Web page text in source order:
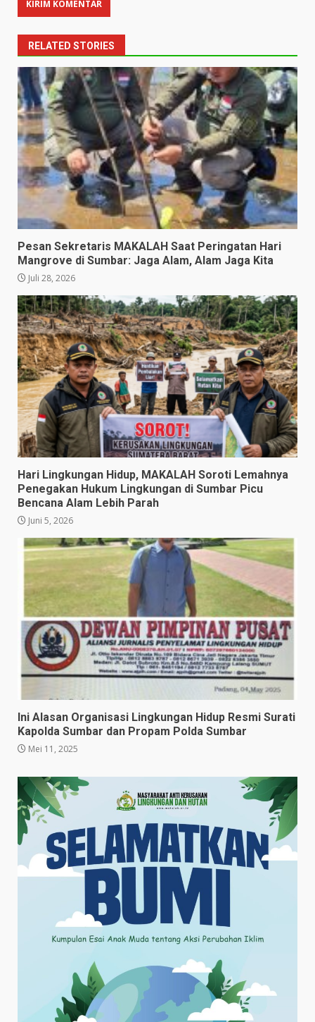
RELATED STORIES
Pesan Sekretaris MAKALAH Saat Peringatan Hari
Mangrove di Sumbar: Jaga Alam, Alam Jaga Kita
Juli 28, 2026
​Hari Lingkungan Hidup, MAKALAH Soroti Lemahnya
Penegakan Hukum Lingkungan di Sumbar Picu
Bencana Alam Lebih Parah
Juni 5, 2026
Ini Alasan Organisasi Lingkungan Hidup Resmi Surati
Kapolda Sumbar dan Propam Polda Sumbar
Mei 11, 2025